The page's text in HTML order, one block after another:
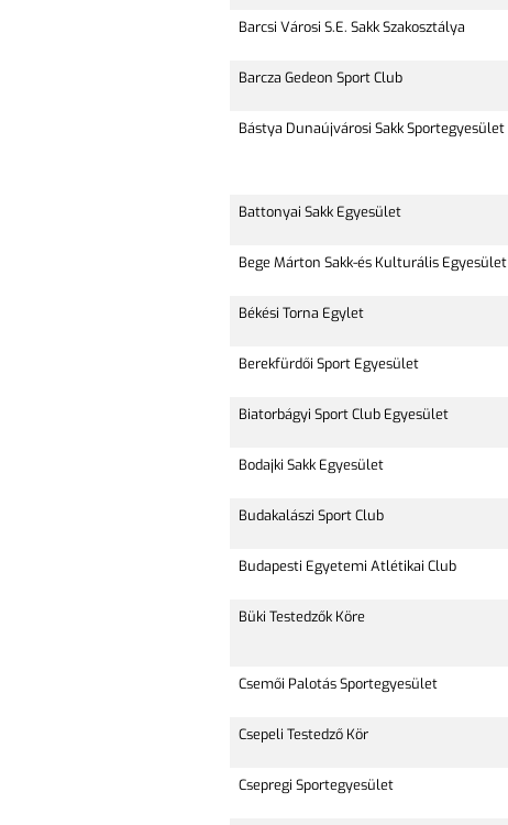
Barcsi Városi S.E. Sakk Szakosztálya
Barcza Gedeon Sport Club
Bástya Dunaújvárosi Sakk Sportegyesület
Battonyai Sakk Egyesület
Bege Márton Sakk-és Kulturális Egyesület
Békési Torna Egylet
Berekfürdői Sport Egyesület
Biatorbágyi Sport Club Egyesület
Bodajki Sakk Egyesület
Budakalászi Sport Club
Budapesti Egyetemi Atlétikai Club
Büki Testedzők Köre
Csemői Palotás Sportegyesület
Csepeli Testedző Kör
Csepregi Sportegyesület